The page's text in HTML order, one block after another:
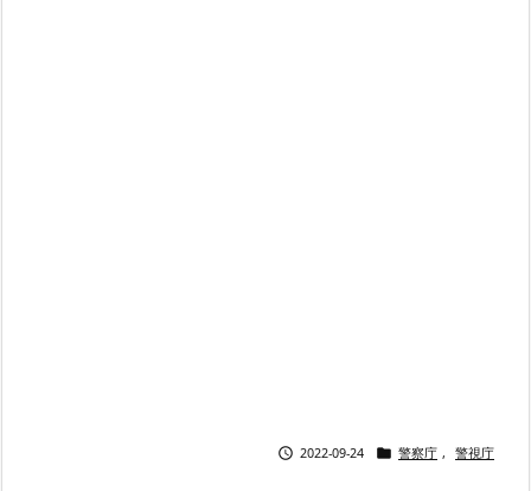
 2022-09-24  警察庁 , 警視庁